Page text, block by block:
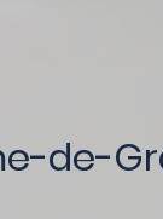
de-